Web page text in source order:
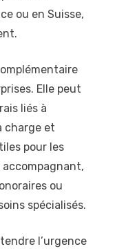
ou en Suisse,
Elle peut
liés à
charge et
pour les
ou
spécialisés.
l’urgence